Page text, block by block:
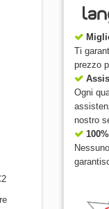
Ti
prezzo
Ogni
nostro